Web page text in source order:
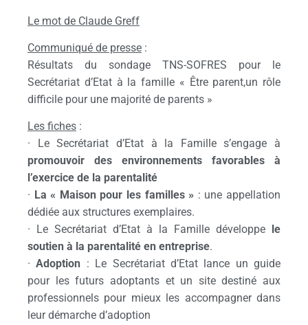
Le mot de Claude Greff
Communiqué de presse :
Résultats du sondage TNS-SOFRES pour le
Secrétariat d’Etat à la famille « Être parent,un rôle
difficile pour une majorité de parents »
Les fiches :
· Le Secrétariat d’Etat à la Famille s’engage à
promouvoir des environnements favorables à
l’exercice de la parentalité
· La « Maison pour les familles » : une appellation
dédiée aux structures exemplaires.
· Le Secrétariat d’Etat à la Famille développe
le
soutien à la parentalité en entreprise.
·Adoption : Le Secrétariat d’Etat lance un guide
pour les futurs adoptants et un site destiné aux
professionnels pour mieux les accompagner dans
leur démarche d’adoption